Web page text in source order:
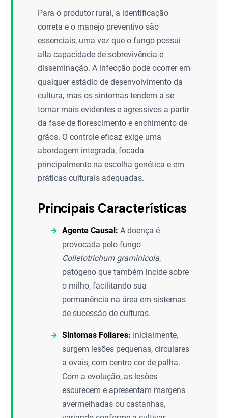
Para o produtor rural, a identificação
correta e o manejo preventivo são
essenciais, uma vez que o fungo possui
alta capacidade de sobrevivência e
disseminação. A infecção pode ocorrer em
qualquer estádio de desenvolvimento da
cultura, mas os sintomas tendem a se
tornar mais evidentes e agressivos a partir
da fase de florescimento e enchimento de
grãos. O controle eficaz exige uma
abordagem integrada, focada
principalmente na escolha genética e em
práticas culturais adequadas.
Principais Características
Agente Causal: A doença é
provocada pelo fungo
Colletotrichum graminicola,
patógeno que também incide sobre
o milho, facilitando sua
permanência na área em sistemas
de sucessão de culturas.
Sintomas Foliares: Inicialmente,
surgem lesões pequenas, circulares
a ovais, com centro cor de palha.
Com a evolução, as lesões
escurecem e apresentam margens
avermelhadas ou castanhas,